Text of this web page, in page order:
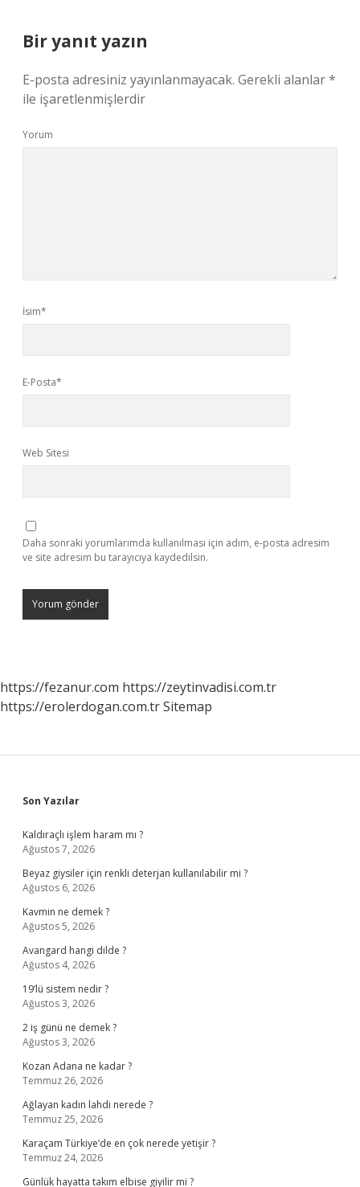
Bir yanıt yazın
E-posta adresiniz yayınlanmayacak. Gerekli alanlar*
ile işaretlenmişlerdir
Yorum
İsim*
E-Posta*
Web Sitesi
Daha sonraki yorumlarımda kullanılması için adım, e-posta adresim
ve site adresim bu tarayıcıya kaydedilsin.
https://fezanur.com https://zeytinvadisi.com.tr
https://erolerdogan.com.trSitemap
Sidebar
Son Yazılar
Kaldıraçlı işlem haram mı ?
Ağustos 7, 2026
Beyaz giysiler için renkli deterjan kullanılabilir mi ?
Ağustos 6, 2026
Kavmin ne demek ?
Ağustos 5, 2026
Avangard hangi dilde ?
Ağustos 4, 2026
19’lü sistem nedir ?
Ağustos 3, 2026
2 iş günü ne demek ?
Ağustos 3, 2026
Kozan Adana ne kadar ?
Temmuz 26, 2026
Ağlayan kadın lahdi nerede ?
Temmuz 25, 2026
Karaçam Türkiye’de en çok nerede yetişir ?
Temmuz 24, 2026
Günlük hayatta takım elbise giyilir mi ?